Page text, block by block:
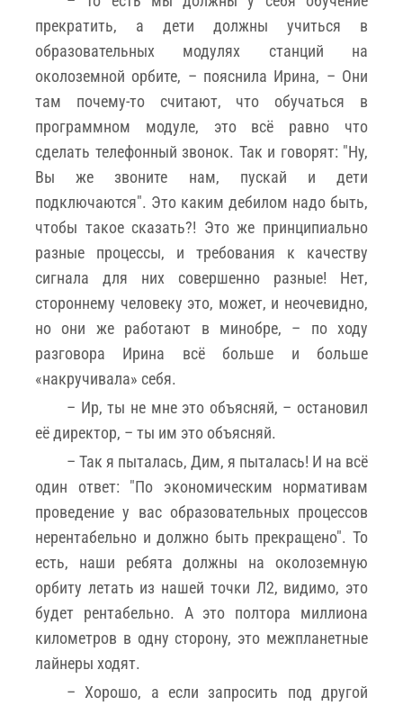
прекратить, а дети должны учиться в
образовательных модулях станций на
околоземной орбите, – пояснила Ирина, – Они
там почему-то считают, что обучаться в
программном модуле, это всё равно что
сделать телефонный звонок. Так и говорят: "Ну,
Вы же звоните нам, пускай и дети
подключаются". Это каким дебилом надо быть,
чтобы такое сказать?! Это же принципиально
разные процессы, и требования к качеству
сигнала для них совершенно разные! Нет,
стороннему человеку это, может, и неочевидно,
но они же работают в минобре, – по ходу
разговора Ирина всё больше и больше
«накручивала» себя.
– Ир, ты не мне это объясняй, – остановил
её директор, – ты им это объясняй.
– Так я пыталась, Дим, я пыталась! И на всё
один ответ: "По экономическим нормативам
проведение у вас образовательных процессов
нерентабельно и должно быть прекращено". То
есть, наши ребята должны на околоземную
орбиту летать из нашей точки Л2, видимо, это
будет рентабельно. А это полтора миллиона
километров в одну сторону, это межпланетные
лайнеры ходят.
– Хорошо, а если запросить под другой